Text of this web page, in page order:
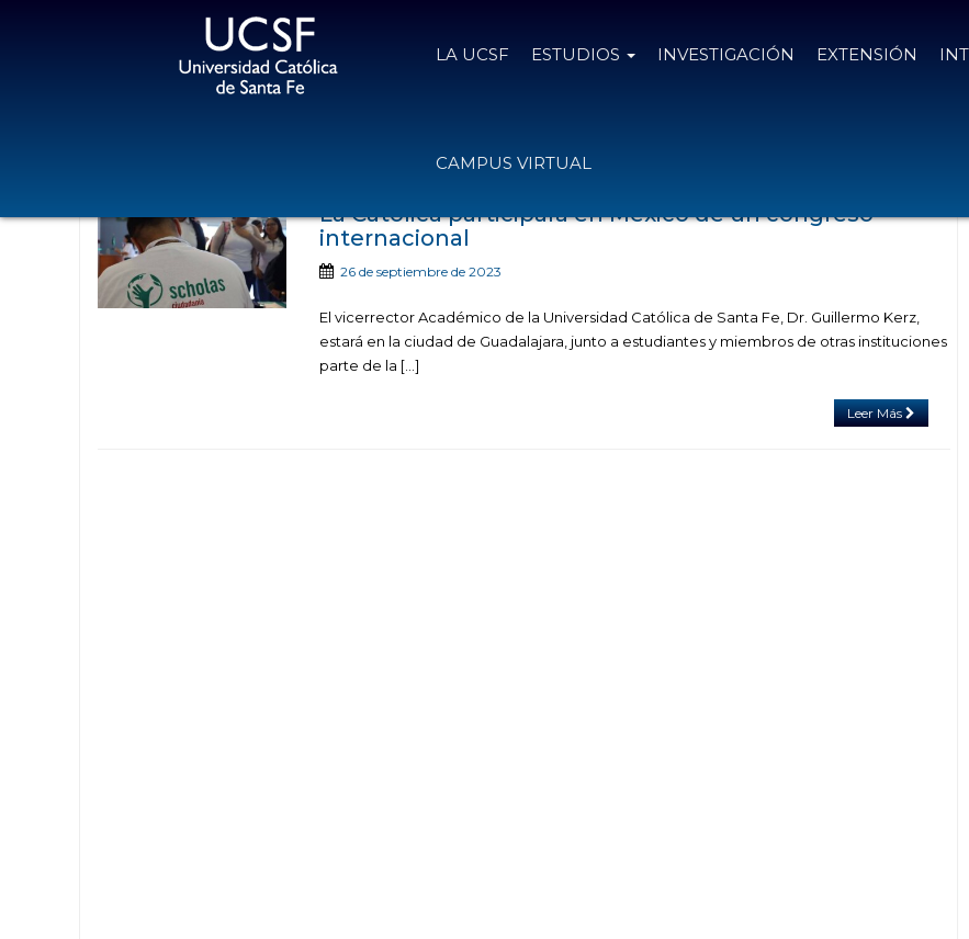
LA UCSF ESTUDIOS INVESTIGACIÓN EXTENSIÓN
CAMPUS VIRTUAL
La Católica participará en México de un congreso
internacional
26 de septiembre de 2023
El vicerrector Académico de la Universidad Católica de Santa Fe, Dr. Guillermo Kerz,
estará en la ciudad de Guadalajara, junto a estudiantes y miembros de otras instituciones
parte de la […]
Leer Más